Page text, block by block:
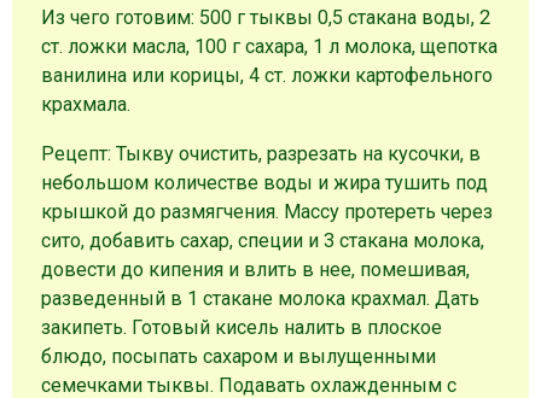
Из чего готовим: 500 г тыквы 0,5 стакана воды, 2
ст. ложки масла, 100 г сахара, 1 л молока, щепотка
ванилина или корицы, 4 ст. ложки картофельного
крахмала.
Рецепт: Тыкву очистить, разрезать на кусочки, в
небольшом количестве воды и жира тушить под
крышкой до размягчения. Массу протереть через
сито, добавить сахар, специи и 3 стакана молока,
довести до кипения и влить в нее, помешивая,
разведенный в 1 стакане молока крахмал. Дать
закипеть. Готовый кисель налить в плоское
блюдо, посыпать сахаром и вылущенными
семечками тыквы. Подавать охлажденным с